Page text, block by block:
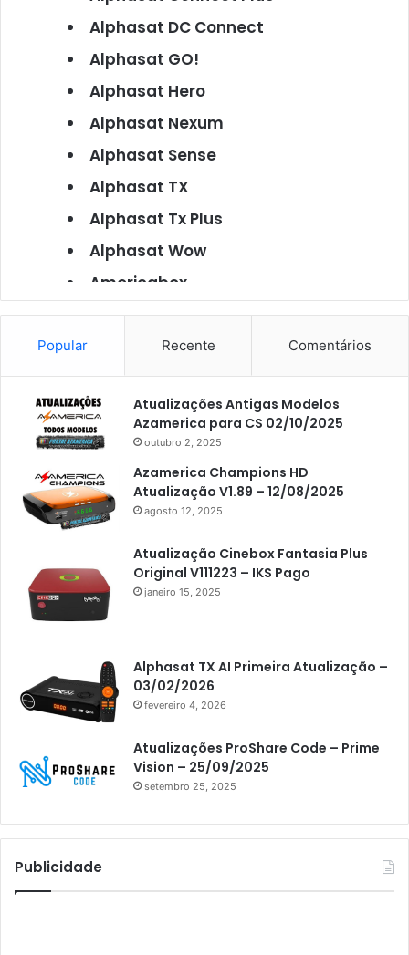
Alphasat DC Connect
Alphasat GO!
Alphasat Hero
Alphasat Nexum
Alphasat Sense
Alphasat TX
Alphasat Tx Plus
Alphasat Wow
Americabox
Americabox S101
Americabox S105
Americabox S105 Plus
Americabox S205
Americabox S205 Plus
Americabox S305 Plus
Artcom
Athomics
Athomics Eon
Athomics i3 Bold
Athomics Inspire Qi
Athomics inspire Qi Compact
Athomics Inspire Qi Lite
Athomics S3
Athomics T3
Atto
AttoNet
Popular Recente Comentários
Atualizações Antigas Modelos
Azamerica para CS 02/10/2025
outubro 2, 2025
Azamerica Champions HD
Atualização V1.89 – 12/08/2025
agosto 12, 2025
Atualização Cinebox Fantasia Plus
Original V111223 – IKS Pago
janeiro 15, 2025
Alphasat TX AI Primeira Atualização –
03/02/2026
fevereiro 4, 2026
Atualizações ProShare Code – Prime
Vision – 25/09/2025
setembro 25, 2025
Publicidade